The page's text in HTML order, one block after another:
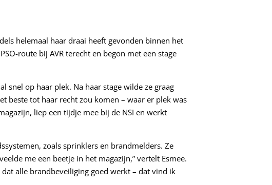
helemaal haar draai heeft gevonden binnen het
route bij AVR terecht en begon met een stage
snel op haar plek. Na haar stage wilde ze graag
beste tot haar recht zou komen – waar er plek was
liep een tijdje mee bij de NSI en werkt
zoals sprinklers en brandmelders. Ze
me een beetje in het magazijn,” vertelt Esmee.
alle brandbeveiliging goed werkt – dat vind ik